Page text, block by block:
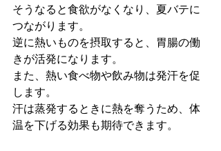
そうなると食欲がなくなり、夏バテに
つながります。
逆に熱いものを摂取すると、胃腸の働
きが活発になります。
また、熱い食べ物や飲み物は発汗を促
します。
汗は蒸発するときに熱を奪うため、体
温を下げる効果も期待できます。